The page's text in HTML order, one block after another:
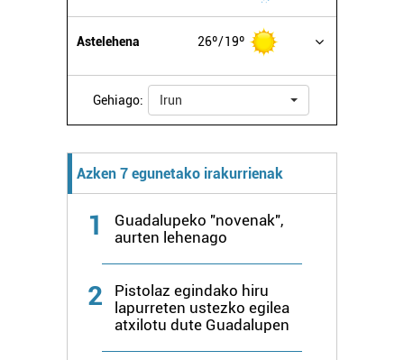
Astelehena 26º 19º
Gehiago: Irun
Azken 7 egunetako irakurrienak
1
Guadalupeko "novenak",
aurten lehenago
2
Pistolaz egindako hiru
lapurreten ustezko egilea
atxilotu dute Guadalupen